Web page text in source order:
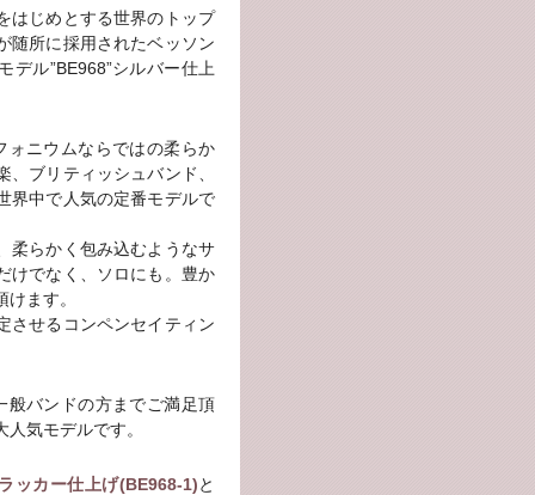
はじめとする世界のトップ
随所に採用されたベッソン
デル”BE968”シルバー仕上
ォニウムならではの柔らか
ブリティッシュバンド、
界中で人気の定番モデルで
柔らかく包み込むようなサ
けでなく、ソロにも。豊か
ます。
させるコンペンセイティン
般バンドの方までご満足頂
気モデルです。
ッカー仕上げ(BE968-1)と